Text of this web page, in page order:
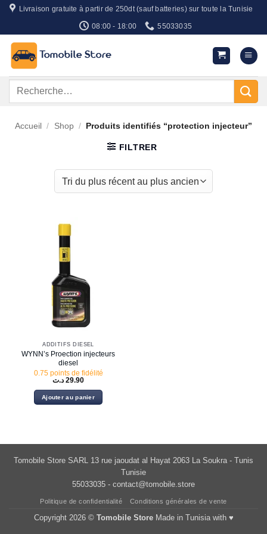
Passer
contenu
Livraison gratuite à partir de 250dt (sauf batteries) sur toute la Tunisie
08:00 - 18:00 55033035
Recherche
Accueil / Shop / Produits identifiés “protection injecteur”
FILTRER
ADDITIFS DIESEL
WYNN’s Proection injecteurs
diesel
0.75 points de fidélité
29.90 د.ت
Ajouter au panier
Tomobile Store SARL 13 rue jaoudat al Hayat 2063 La Soukra - Tunis
Tunisie
55033035 - contact@tomobile.store
Politique de confidentialité Conditions générales de vente
Copyright 2026 © Tomobile StoreMade in Tunisia with ♥